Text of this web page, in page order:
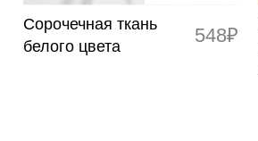
Сорочечная ткань
белого цвета
548₽